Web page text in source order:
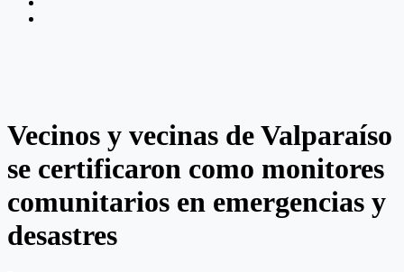
Vecinos y vecinas de Valparaíso
se certificaron como monitores
comunitarios en emergencias y
desastres